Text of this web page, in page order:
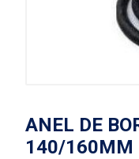
ANEL DE
140/160MM